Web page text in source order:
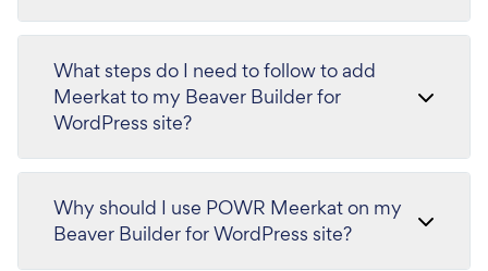
What steps do I need to follow to add
Meerkat to my Beaver Builder for
WordPress site?
Why should I use POWR Meerkat on my
Beaver Builder for WordPress site?